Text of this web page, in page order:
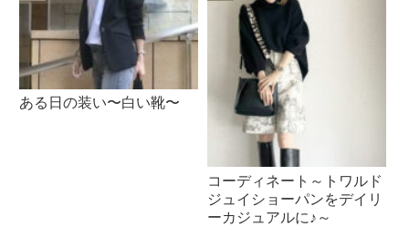
ある日の装い〜白い靴〜
コーディネート～トワルド
ジュイショーパンをデイリ
ーカジュアルに♪～